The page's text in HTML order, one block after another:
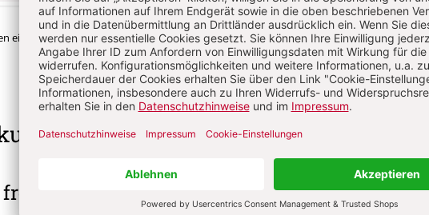
ein Abonnement? Anmelden
uns über Ihren Kommentar